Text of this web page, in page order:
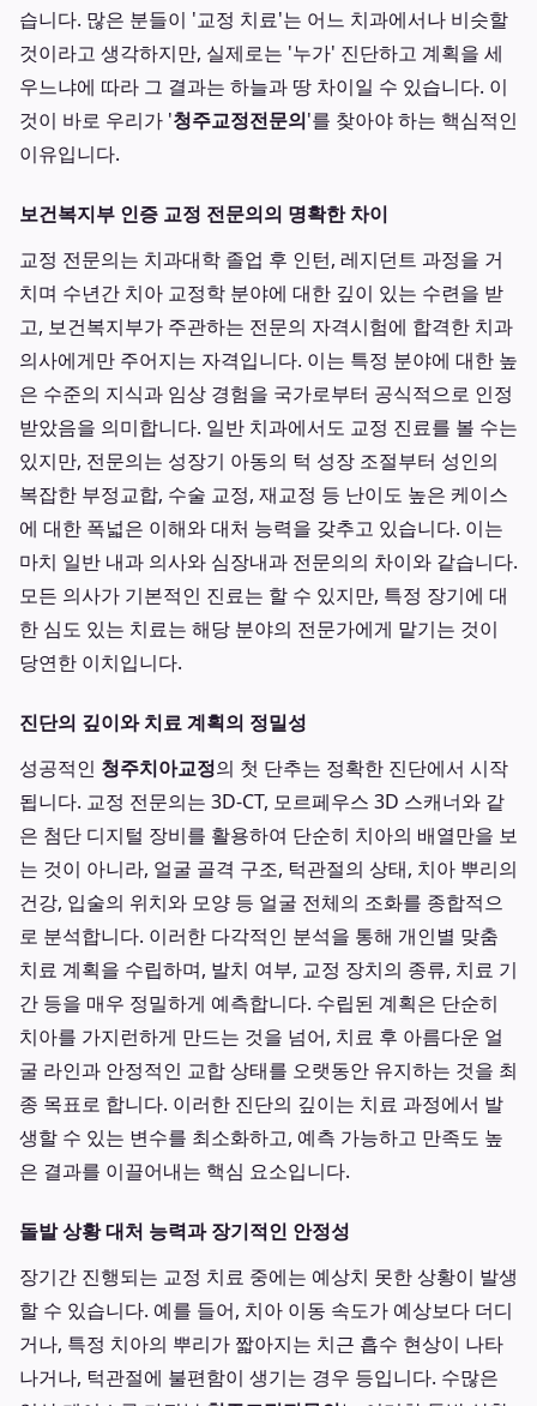
습니다. 많은 분들이 '교정 치료'는 어느 치과에서나 비슷할
것이라고 생각하지만, 실제로는 '누가' 진단하고 계획을 세
우느냐에 따라 그 결과는 하늘과 땅 차이일 수 있습니다. 이
것이 바로 우리가 '청주교정전문의'를 찾아야 하는 핵심적인
이유입니다.
보건복지부 인증 교정 전문의의 명확한 차이
교정 전문의는 치과대학 졸업 후 인턴, 레지던트 과정을 거
치며 수년간 치아 교정학 분야에 대한 깊이 있는 수련을 받
고, 보건복지부가 주관하는 전문의 자격시험에 합격한 치과
의사에게만 주어지는 자격입니다. 이는 특정 분야에 대한 높
은 수준의 지식과 임상 경험을 국가로부터 공식적으로 인정
받았음을 의미합니다. 일반 치과에서도 교정 진료를 볼 수는
있지만, 전문의는 성장기 아동의 턱 성장 조절부터 성인의
복잡한 부정교합, 수술 교정, 재교정 등 난이도 높은 케이스
에 대한 폭넓은 이해와 대처 능력을 갖추고 있습니다. 이는
마치 일반 내과 의사와 심장내과 전문의의 차이와 같습니다.
모든 의사가 기본적인 진료는 할 수 있지만, 특정 장기에 대
한 심도 있는 치료는 해당 분야의 전문가에게 맡기는 것이
당연한 이치입니다.
진단의 깊이와 치료 계획의 정밀성
성공적인 청주치아교정의 첫 단추는 정확한 진단에서 시작
됩니다. 교정 전문의는 3D-CT, 모르페우스 3D 스캐너와 같
은 첨단 디지털 장비를 활용하여 단순히 치아의 배열만을 보
는 것이 아니라, 얼굴 골격 구조, 턱관절의 상태, 치아 뿌리의
건강, 입술의 위치와 모양 등 얼굴 전체의 조화를 종합적으
로 분석합니다. 이러한 다각적인 분석을 통해 개인별 맞춤
치료 계획을 수립하며, 발치 여부, 교정 장치의 종류, 치료 기
간 등을 매우 정밀하게 예측합니다. 수립된 계획은 단순히
치아를 가지런하게 만드는 것을 넘어, 치료 후 아름다운 얼
굴 라인과 안정적인 교합 상태를 오랫동안 유지하는 것을 최
종 목표로 합니다. 이러한 진단의 깊이는 치료 과정에서 발
생할 수 있는 변수를 최소화하고, 예측 가능하고 만족도 높
은 결과를 이끌어내는 핵심 요소입니다.
돌발 상황 대처 능력과 장기적인 안정성
장기간 진행되는 교정 치료 중에는 예상치 못한 상황이 발생
할 수 있습니다. 예를 들어, 치아 이동 속도가 예상보다 더디
거나, 특정 치아의 뿌리가 짧아지는 치근 흡수 현상이 나타
나거나, 턱관절에 불편함이 생기는 경우 등입니다. 수많은